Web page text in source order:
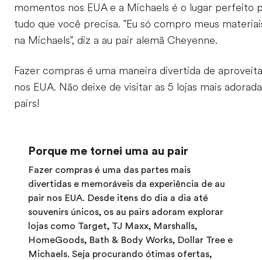
momentos nos EUA e a Michaels é o lugar perfeito
tudo que você precisa. "Eu só compro meus
na Michaels", diz a au pair alemã Cheyenne.
Fazer compras é uma maneira divertida de
nos EUA. Não deixe de visitar as 5 lojas mais
pairs!
Porque me tornei uma au pair
Fazer compras é uma das partes mais
divertidas e memoráveis da experiência de au
pair nos EUA. Desde itens do dia a dia até
souvenirs únicos, os au pairs adoram explorar
lojas como Target, TJ Maxx, Marshalls,
HomeGoods, Bath & Body Works, Dollar Tree e
Michaels. Seja procurando ótimas ofertas,